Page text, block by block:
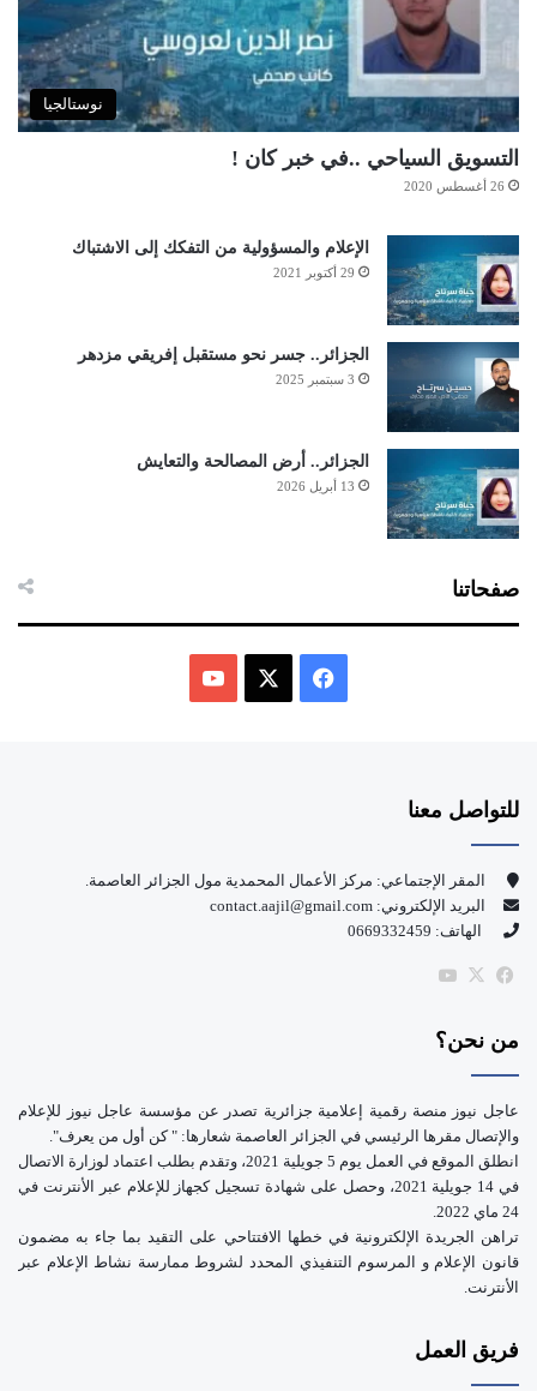
نوستالجيا
التسويق السياحي ..في خبر كان !
26 أغسطس 2020
الإعلام والمسؤولية من التفكك إلى الاشتباك
29 أكتوبر 2021
الجزائر.. جسر نحو مستقبل إفريقي مزدهر
3 سبتمبر 2025
الجزائر.. أرض المصالحة والتعايش
13 أبريل 2026
صفحاتنا
و
ك
للتواصل معنا
المقر الإجتماعي: مركز الأعمال المحمدية مول الجزائر العاصمة.
البريد الإلكتروني: contact.aajil@gmail.com
الهاتف: 0669332459
فيسبوك
‫X
من نحن؟
عاجل نيوز منصة رقمية إعلامية جزائرية تصدر عن مؤسسة عاجل نيوز للإعلام
والإتصال مقرها الرئيسي في الجزائر العاصمة شعارها: " كن أول من يعرف".
انطلق الموقع في العمل يوم 5 جويلية 2021، وتقدم بطلب اعتماد لوزارة الاتصال
في 14 جويلية 2021، وحصل على شهادة تسجيل كجهاز للإعلام عبر الأنترنت في
24 ماي 2022.
تراهن الجريدة الإلكترونية في خطها الافتتاحي على التقيد بما جاء به مضمون
قانون الإعلام و المرسوم التنفيذي المحدد لشروط ممارسة نشاط الإعلام عبر
الأنترنت.
فريق العمل